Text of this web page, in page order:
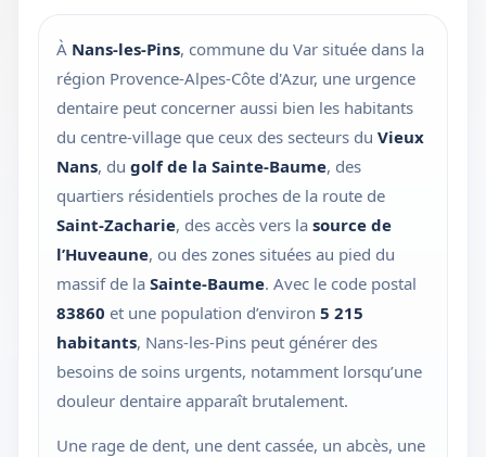
À Nans-les-Pins, commune du Var située dans la
région Provence-Alpes-Côte d'Azur, une urgence
dentaire peut concerner aussi bien les habitants
du centre-village que ceux des secteurs du Vieux
Nans, du golf de la Sainte-Baume, des
quartiers résidentiels proches de la route de
Saint-Zacharie, des accès vers la source de
l’Huveaune, ou des zones situées au pied du
massif de la Sainte-Baume. Avec le code postal
83860 et une population d’environ 5 215
habitants, Nans-les-Pins peut générer des
besoins de soins urgents, notamment lorsqu’une
douleur dentaire apparaît brutalement.
Une rage de dent, une dent cassée, un abcès, une